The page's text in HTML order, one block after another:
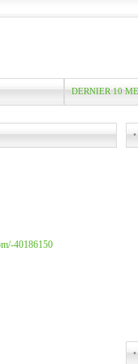
DERNIER 10
40186150
•
•